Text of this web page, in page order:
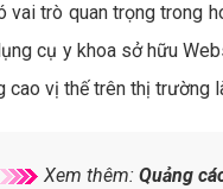
vai trò quan trọng trong
cụ y khoa sở hữu
cao vị thế trên thị trường
Xem thêm: Quảng